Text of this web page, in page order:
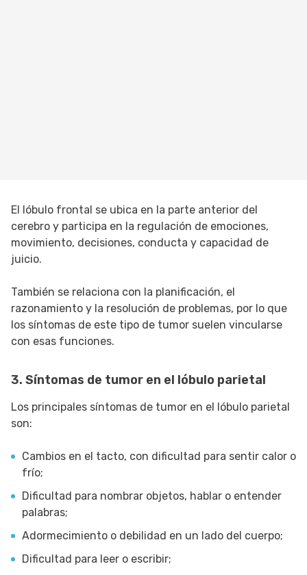
El lóbulo frontal se ubica en la parte anterior del
cerebro y participa en la regulación de emociones,
movimiento, decisiones, conducta y capacidad de
juicio.
También se relaciona con la planificación, el
razonamiento y la resolución de problemas, por lo que
los síntomas de este tipo de tumor suelen vincularse
con esas funciones.
3. Síntomas de tumor en el lóbulo parietal
Los principales síntomas de tumor en el lóbulo parietal
son:
Cambios en el tacto, con dificultad para sentir calor o
frío;
Dificultad para nombrar objetos, hablar o entender
palabras;
Adormecimiento o debilidad en un lado del cuerpo;
Dificultad para leer o escribir;